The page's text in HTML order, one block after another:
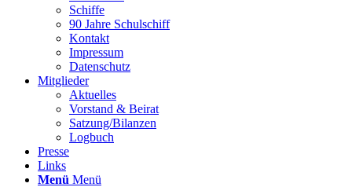
Schiffe
90 Jahre Schulschiff
Kontakt
Impressum
Datenschutz
Mitglieder
Aktuelles
Vorstand & Beirat
Satzung/Bilanzen
Logbuch
Presse
Links
Menü Menü